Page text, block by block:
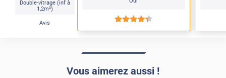
Double-vitrage (inf à
1,2m²)
Avis
*****
Vous aimerez aussi !